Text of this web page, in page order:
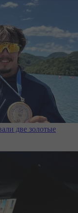
две золотые